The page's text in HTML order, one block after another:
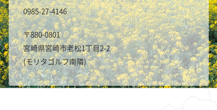
0985-27-4146
〒880-0801
宮崎県宮崎市老松1丁目2-2
(モリタゴルフ南隣)